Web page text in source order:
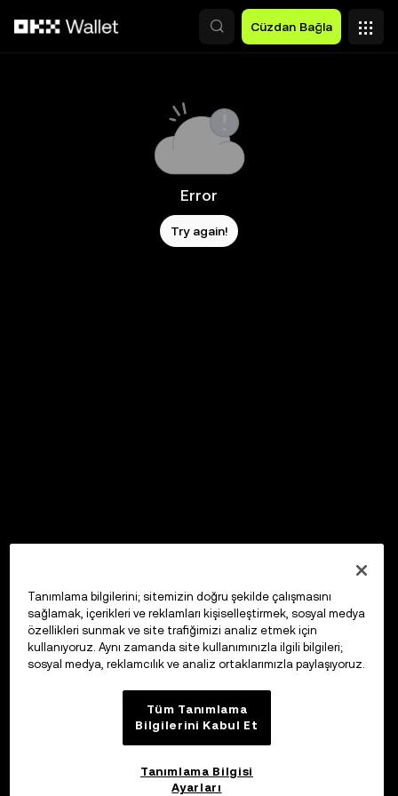
Cüzdan Bağla
Error
Try again!
Tanımlama bilgilerini; sitemizin doğru şekilde çalışmasını
sağlamak, içerikleri ve reklamları kişiselleştirmek, sosyal medya
özellikleri sunmak ve site trafiğimizi analiz etmek için
kullanıyoruz. Aynı zamanda site kullanımınızla ilgili bilgileri;
sosyal medya, reklamcılık ve analiz ortaklarımızla paylaşıyoruz.
Tüm Tanımlama
Bilgilerini Kabul Et
Tanımlama Bilgisi
Ayarları